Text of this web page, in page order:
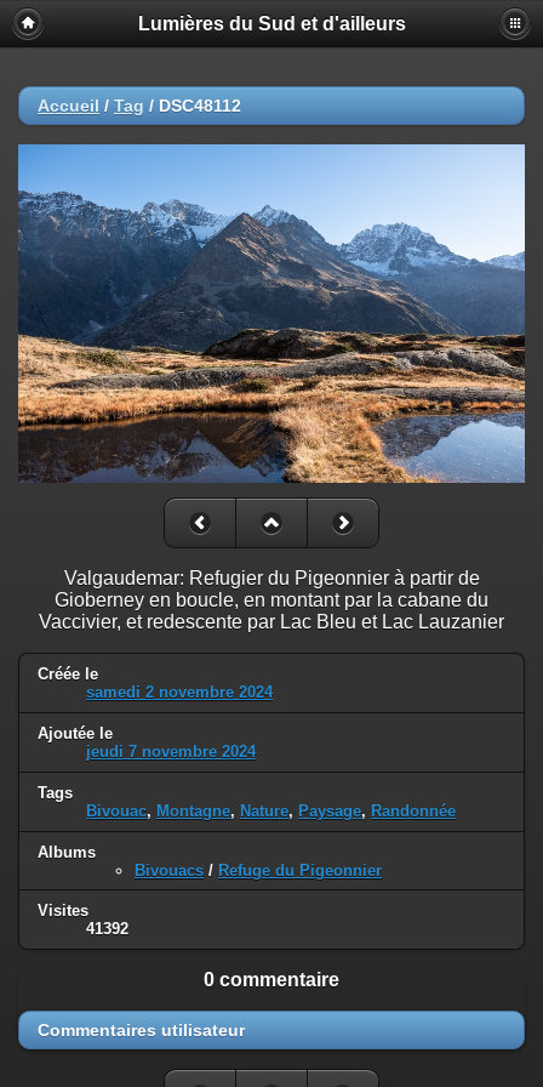
Lumières du Sud et d'ailleurs
Accueil / Tag / DSC48112
Valgaudemar: Refugier du Pigeonnier à partir de
Gioberney en boucle, en montant par la cabane du
Vaccivier, et redescente par Lac Bleu et Lac Lauzanier
Créée le
samedi 2 novembre 2024
Ajoutée le
jeudi 7 novembre 2024
Tags
Bivouac, Montagne, Nature, Paysage, Randonnée
Albums
Bivouacs / Refuge du Pigeonnier
Visites
41392
0 commentaire
Commentaires utilisateur